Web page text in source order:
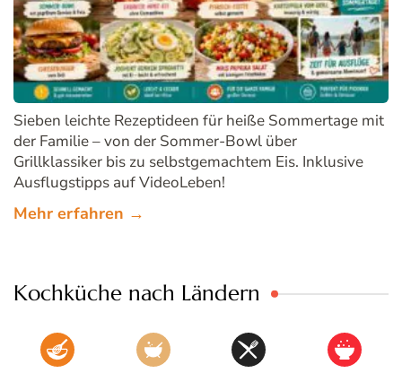
Sieben leichte Rezeptideen für heiße Sommertage mit
der Familie – von der Sommer-Bowl über
Grillklassiker bis zu selbstgemachtem Eis. Inklusive
Ausflugstipps auf VideoLeben!
Mehr erfahren →
Kochküche nach Ländern